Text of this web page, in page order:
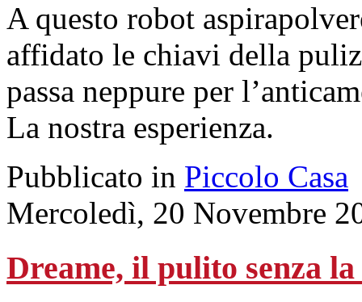
A questo robot
affidato le chiavi della
passa neppure per
La nostra esperienza.
Pubblicato in Piccolo Casa
Mercoledì, 20 Novembre
Dreame, il pulito senza